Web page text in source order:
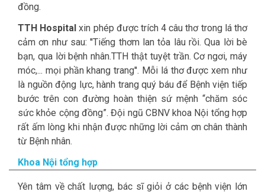
đồng.
TTH Hospital xin phép được trích 4 câu thơ trong lá thơ
cảm ơn như sau: ''Tiếng thơm lan tỏa lâu rồi. Qua lời bè
bạn, qua lời bệnh nhân.TTH thật tuyệt trần. Cơ ngơi, máy
móc,... mọi phần khang trang''. Mỗi lá thơ được xem như
là nguồn động lực, hành trang quý báu để Bệnh viện tiếp
bước trên con đường hoàn thiện sứ mệnh “chăm sóc
sức khỏe cộng đồng”. Đội ngũ CBNV khoa Nội tổng hợp
rất ấm lòng khi nhận được những lời cảm ơn chân thành
từ Bệnh nhân.
Khoa Nội tổng hợp
Yên tâm về chất lượng, bác sĩ giỏi ở các bệnh viện lớn